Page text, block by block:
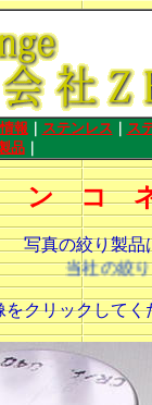
報 ステンレス
ス
品｜
ン コ
写真の絞り製品
当社の絞り製
をクリックして